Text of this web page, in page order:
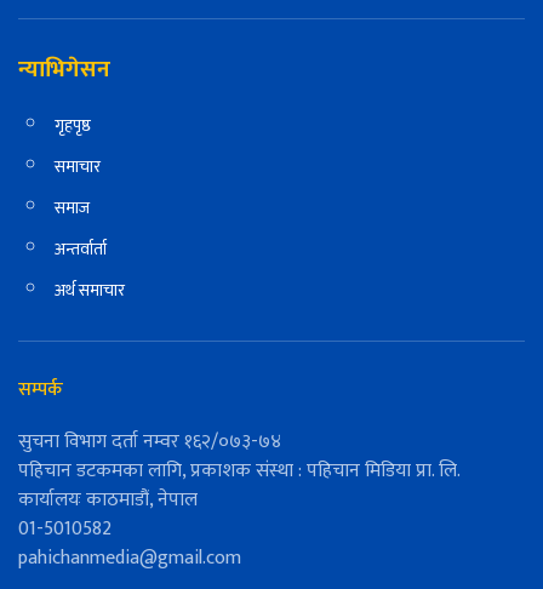
न्याभिगेसन
गृहपृष्ठ
समाचार
समाज
अन्तर्वार्ता
अर्थ समाचार
सम्पर्क
सुचना विभाग दर्ता नम्वर १६२/०७३-७४
पहिचान डटकमका लागि, प्रकाशक संस्था : पहिचान मिडिया प्रा. लि.
कार्यालयः काठमाडौं, नेपाल
01-5010582
pahichanmedia@gmail.com